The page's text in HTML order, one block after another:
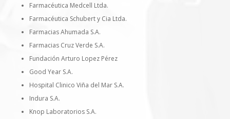
Farmacéutica Medcell Ltda.
Farmacéutica Schubert y Cia Ltda.
Farmacias Ahumada S.A.
Farmacias Cruz Verde S.A.
Fundación Arturo Lopez Pérez
Good Year S.A.
Hospital Clinico Viña del Mar S.A.
Indura S.A.
Knop Laboratorios S.A.